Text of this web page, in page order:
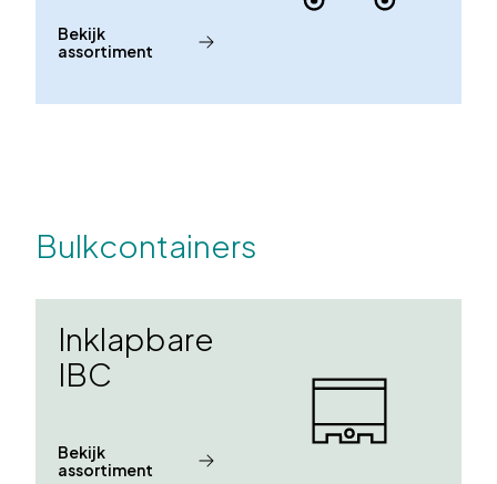
Bekijk
assortiment
Bulkcontainers
Inklapbare
IBC
Bekijk
assortiment